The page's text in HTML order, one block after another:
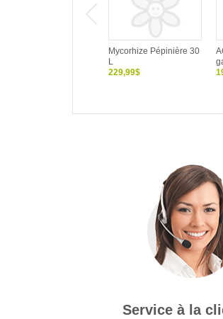
Mycorhize Pépinière 30
L
229,99$
Service à la